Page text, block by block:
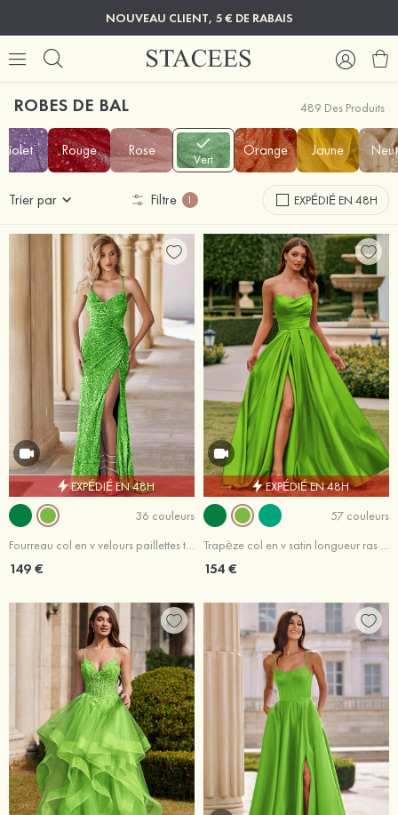
NOUVEAU CLIENT, 5 € DE RABAIS
ROBES DE BAL 489 Des Produits
Violet Rouge Rose Vert Orange Jaune
Trier par Filtre 1 EXPÉDIÉ EN 48H
EXPÉDIÉ EN 48H
36 couleurs
Fourreau col en v velours paillettes traîne balayage robe de bal
149 €
EXPÉDIÉ EN 48H
57 couleurs
Trapèze col en v satin longueur ras du sol robe de bal avec plissé fendue
154 €